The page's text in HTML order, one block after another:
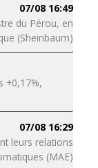
07/08 16:49
du Pérou, en
(Sheinbaum)
+0,17%,
07/08 16:29
leurs relations
(MAE)